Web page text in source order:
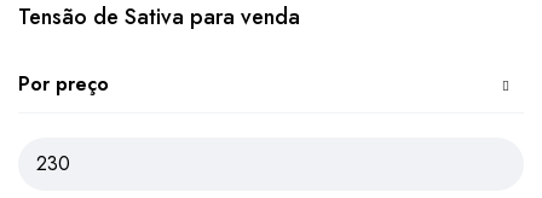
Tensão de Sativa para venda
Por preço